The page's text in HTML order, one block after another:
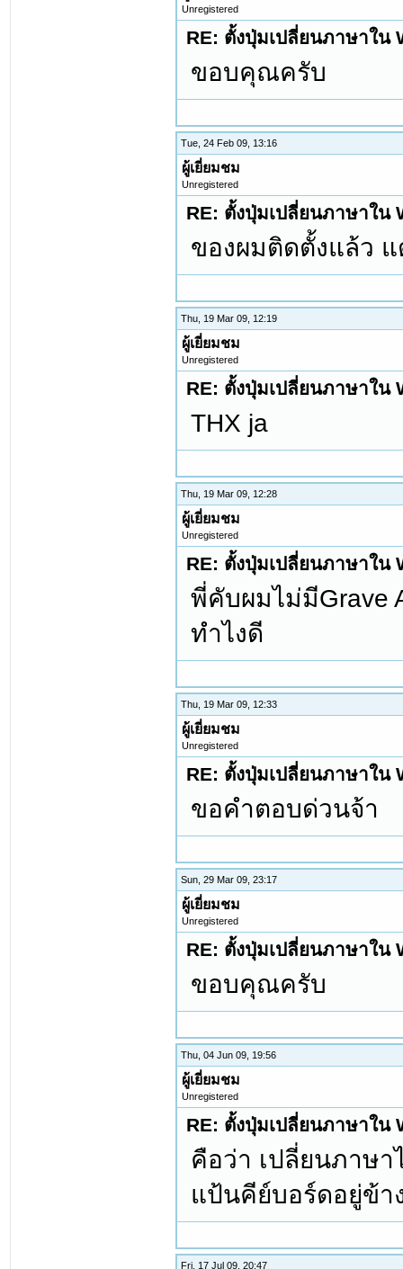
Unregistered
RE: ตั้งปุ่มเปลี่ยนภาษาใน
ขอบคุณครับ
Tue, 24 Feb 09, 13:16
ผู้เยี่ยมชม
Unregistered
RE: ตั้งปุ่มเปลี่ยนภาษาใน
ของผมติดตั้งแล้ว
Thu, 19 Mar 09, 12:19
ผู้เยี่ยมชม
Unregistered
RE: ตั้งปุ่มเปลี่ยนภาษาใน
THX ja
Thu, 19 Mar 09, 12:28
ผู้เยี่ยมชม
Unregistered
RE: ตั้งปุ่มเปลี่ยนภาษาใน
พี่คับผมไม่มีGrave
ทำไงดี
Thu, 19 Mar 09, 12:33
ผู้เยี่ยมชม
Unregistered
RE: ตั้งปุ่มเปลี่ยนภาษาใน
ขอคำตอบด่วนจ้า
Sun, 29 Mar 09, 23:17
ผู้เยี่ยมชม
Unregistered
RE: ตั้งปุ่มเปลี่ยนภาษาใน
ขอบคุณครับ
Thu, 04 Jun 09, 19:56
ผู้เยี่ยมชม
Unregistered
RE: ตั้งปุ่มเปลี่ยนภาษาใน
คือว่า เปลี่ยนภาษ
แป้นคีย์บอร์ดอยู่ข้า
Fri, 17 Jul 09, 20:47